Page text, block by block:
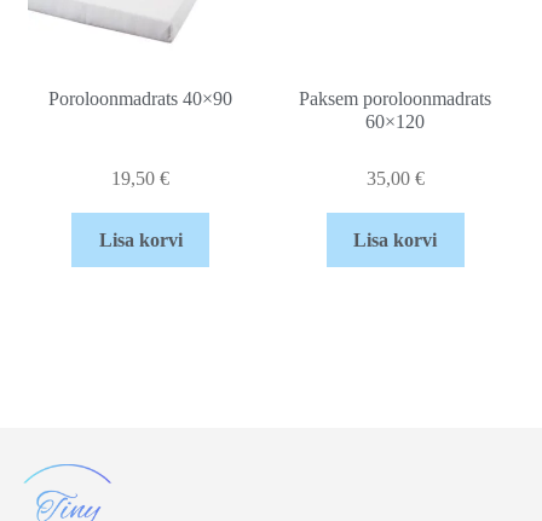
Poroloonmadrats 40×90
19,50€
Lisa korvi
Paksem poroloonmadrats
60×120
35,00 €
Lisa korvi